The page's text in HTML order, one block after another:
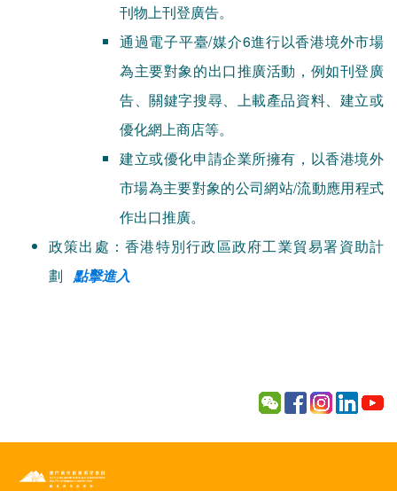
刊物上刊登廣告。
通過電子平臺/媒介6進行以香港境外市場
為主要對象的出口推廣活動，例如刊登廣
告、關鍵字搜尋、上載產品資料、建立或
優化網上商店等。
建立或優化申請企業所擁有，以香港境外
市場為主要對象的公司網站/流動應用程式
作出口推廣。
政策出處：香港特別行政區政府工業貿易署資助計
劃 點擊進入